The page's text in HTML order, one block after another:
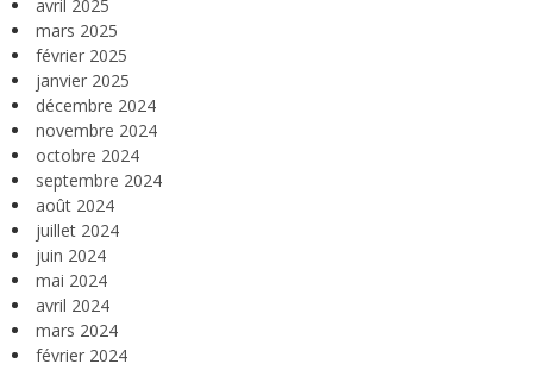
avril 2025
mars 2025
février 2025
janvier 2025
décembre 2024
novembre 2024
octobre 2024
septembre 2024
août 2024
juillet 2024
juin 2024
mai 2024
avril 2024
mars 2024
février 2024